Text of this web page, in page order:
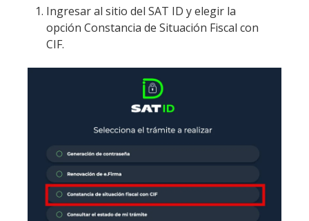
Ingresar al sitio del SAT ID y elegir la
opción Constancia de Situación Fiscal con
CIF.